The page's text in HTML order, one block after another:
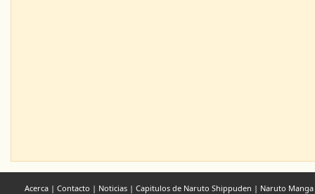
Acerca | Contacto | Noticias | Capitulos de Naruto Shippuden | Naruto Manga